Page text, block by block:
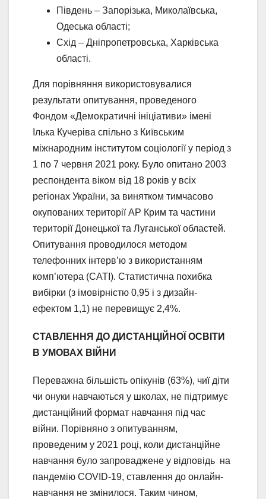
Південь – Запорізька, Миколаївська,
Одеська області;
Схід – Дніпропетровська, Харківська
області.
Для порівняння використовувалися
результати опитування, проведеного
Фондом «Демократичні ініціативи» імені
Ілька Кучеріва спільно з Київським
міжнародним інститутом соціології у період з
1 по 7 червня 2021 року. Було опитано 2003
респондента віком від 18 років у всіх
регіонах України, за винятком тимчасово
окупованих території АР Крим та частини
території Донецької та Луганської областей.
Опитування проводилося методом
телефонних інтерв’ю з використанням
комп’ютера (САТІ). Статистична похибка
вибірки (з імовірністю 0,95 і з дизайн-
ефектом 1,1) не перевищує 2,4%.
СТАВЛЕННЯ ДО ДИСТАНЦІЙНОЇ ОСВІТИ
В УМОВАХ ВІЙНИ
Переважна більшість опікунів (63%), чиї діти
чи онуки навчаються у школах, не підтримує
дистанційний формат навчання під час
війни. Порівняно з опитуванням,
проведеним у 2021 році, коли дистанційне
навчання було запроваджене у відповідь на
пандемію COVID-19, ставлення до онлайн-
навчання не змінилося. Таким чином,